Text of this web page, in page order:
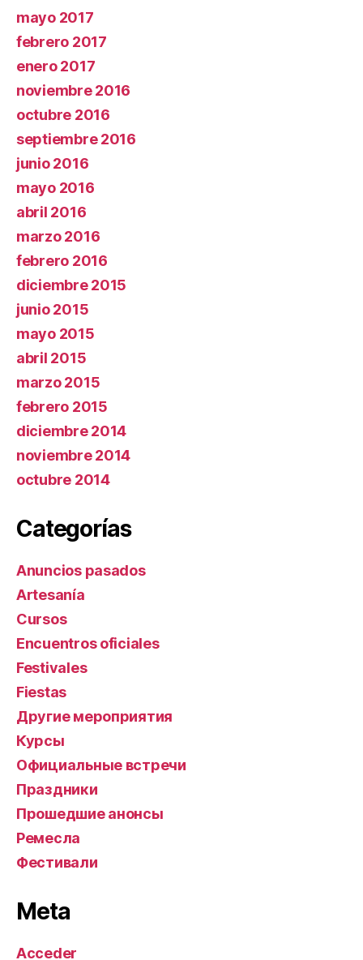
mayo 2017
febrero 2017
enero 2017
noviembre 2016
octubre 2016
septiembre 2016
junio 2016
mayo 2016
abril 2016
marzo 2016
febrero 2016
diciembre 2015
junio 2015
mayo 2015
abril 2015
marzo 2015
febrero 2015
diciembre 2014
noviembre 2014
octubre 2014
Categorías
Anuncios pasados
Artesanía
Cursos
Encuentros oficiales
Festivales
Fiestas
Другие мероприятия
Курсы
Официальные встречи
Праздники
Прошедшие анонсы
Ремесла
Фестивали
Meta
Acceder